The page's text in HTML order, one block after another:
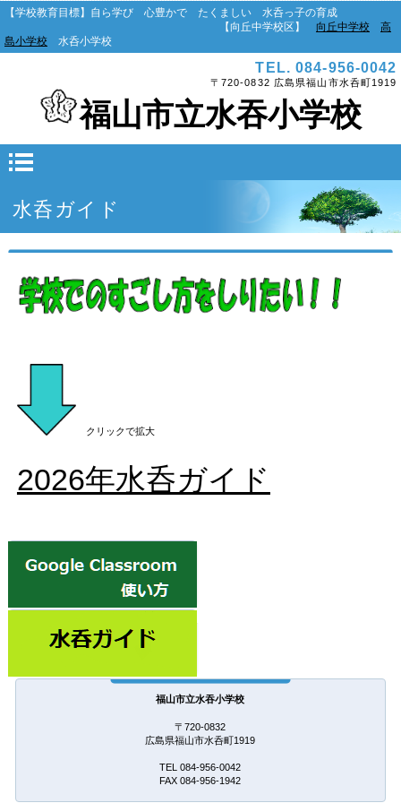
【学校教育目標】自ら学び 心豊かで たくましい 水呑っ子の育成
【向丘中学校区】 向丘中学校
高
島小学校 水呑小学校
TEL. 084-956-0042
〒720-0832 広島県福山市水呑町1919
福山市立水吞小学校
水呑ガイド
クリックで拡大
2026年水呑ガイド
福山市立水吞小学校
〒720-0832
広島県福山市水呑町1919
TEL 084-956-0042
FAX 084-956-1942